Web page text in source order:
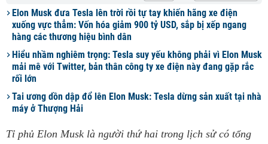
Elon Musk đưa Tesla lên trời rồi tự tay khiến hãng xe điện
xuống vực thẳm: Vốn hóa giảm 900 tỷ USD, sắp bị xếp ngang
hàng các thương hiệu bình dân
Hiểu nhầm nghiêm trọng: Tesla suy yếu không phải vì Elon Musk
mải mê với Twitter, bản thân công ty xe điện này đang gặp rắc
rối lớn
Tai ương dồn dập đổ lên Elon Musk: Tesla dừng sản xuất tại nhà
máy ở Thượng Hải
Tỉ phủ Elon Musk là người thứ hai trong lịch sử có tổng